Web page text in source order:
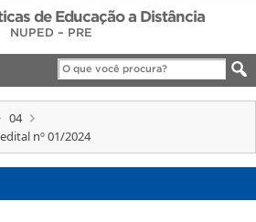
Acesso à informação
Legislação
Canais
de Educação a Distância
NUPED – PRE
04
nº 01/2024